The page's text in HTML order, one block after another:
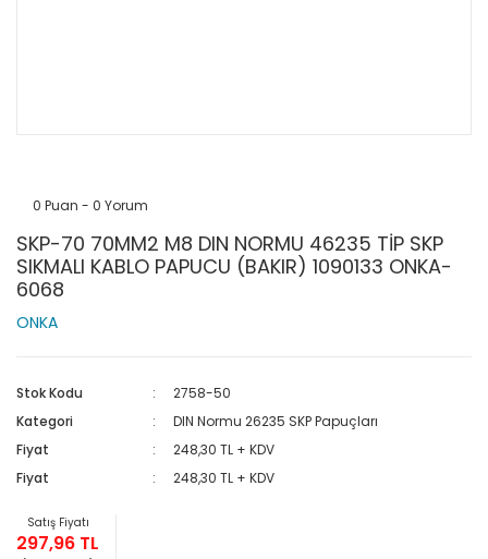
0 Puan - 0 Yorum
SKP-70 70MM2 M8 DIN NORMU 46235 TİP SKP
SIKMALI KABLO PAPUCU (BAKIR) 1090133 ONKA-
6068
ONKA
Stok Kodu
2758-50
Kategori
DIN Normu 26235 SKP Papuçları
Fiyat
248,30 TL + KDV
Fiyat
248,30 TL + KDV
Satış Fiyatı
297,96 TL